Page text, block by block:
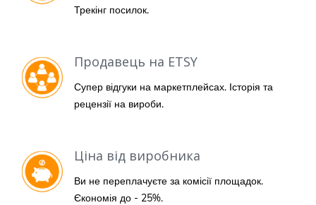
Трекінг посилок.
Продавець на ETSY
Супер відгуки на маркетплейсах. Історія та
рецензії на вироби.
Ціна від виробника
Ви не переплачуєте за комісії площадок.
Єкономія до - 25%.